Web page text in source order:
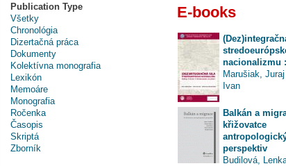
Publication Type
Všetky
Chronológia
Dizertačná práca
Dokumenty
Kolektívna monografia
Lexikón
Memoáre
Monografia
Ročenka
Časopis
Skriptá
Zborník
E-books
nacionalizmu
Marušiak, Juraj
Ivan
Balkán a
křižovatce
perspektiv
Budilová,